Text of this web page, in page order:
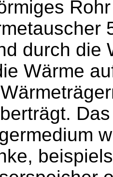
durch die
Wärme